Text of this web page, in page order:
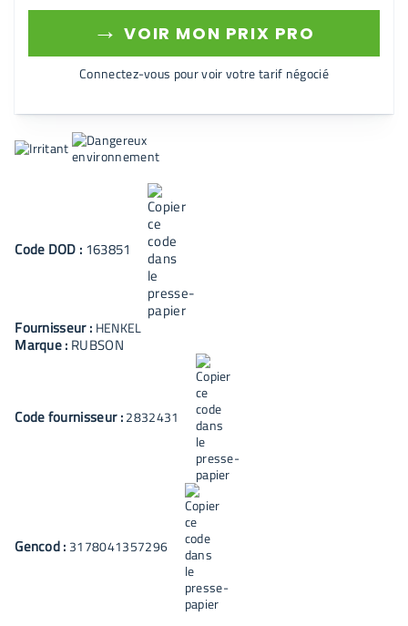
→ VOIR MON PRIX PRO
Connectez-vous pour voir votre tarif négocié
Code DOD : 163851
Fournisseur : HENKEL
Marque : RUBSON
Code fournisseur :2832431
Gencod : 3178041357296